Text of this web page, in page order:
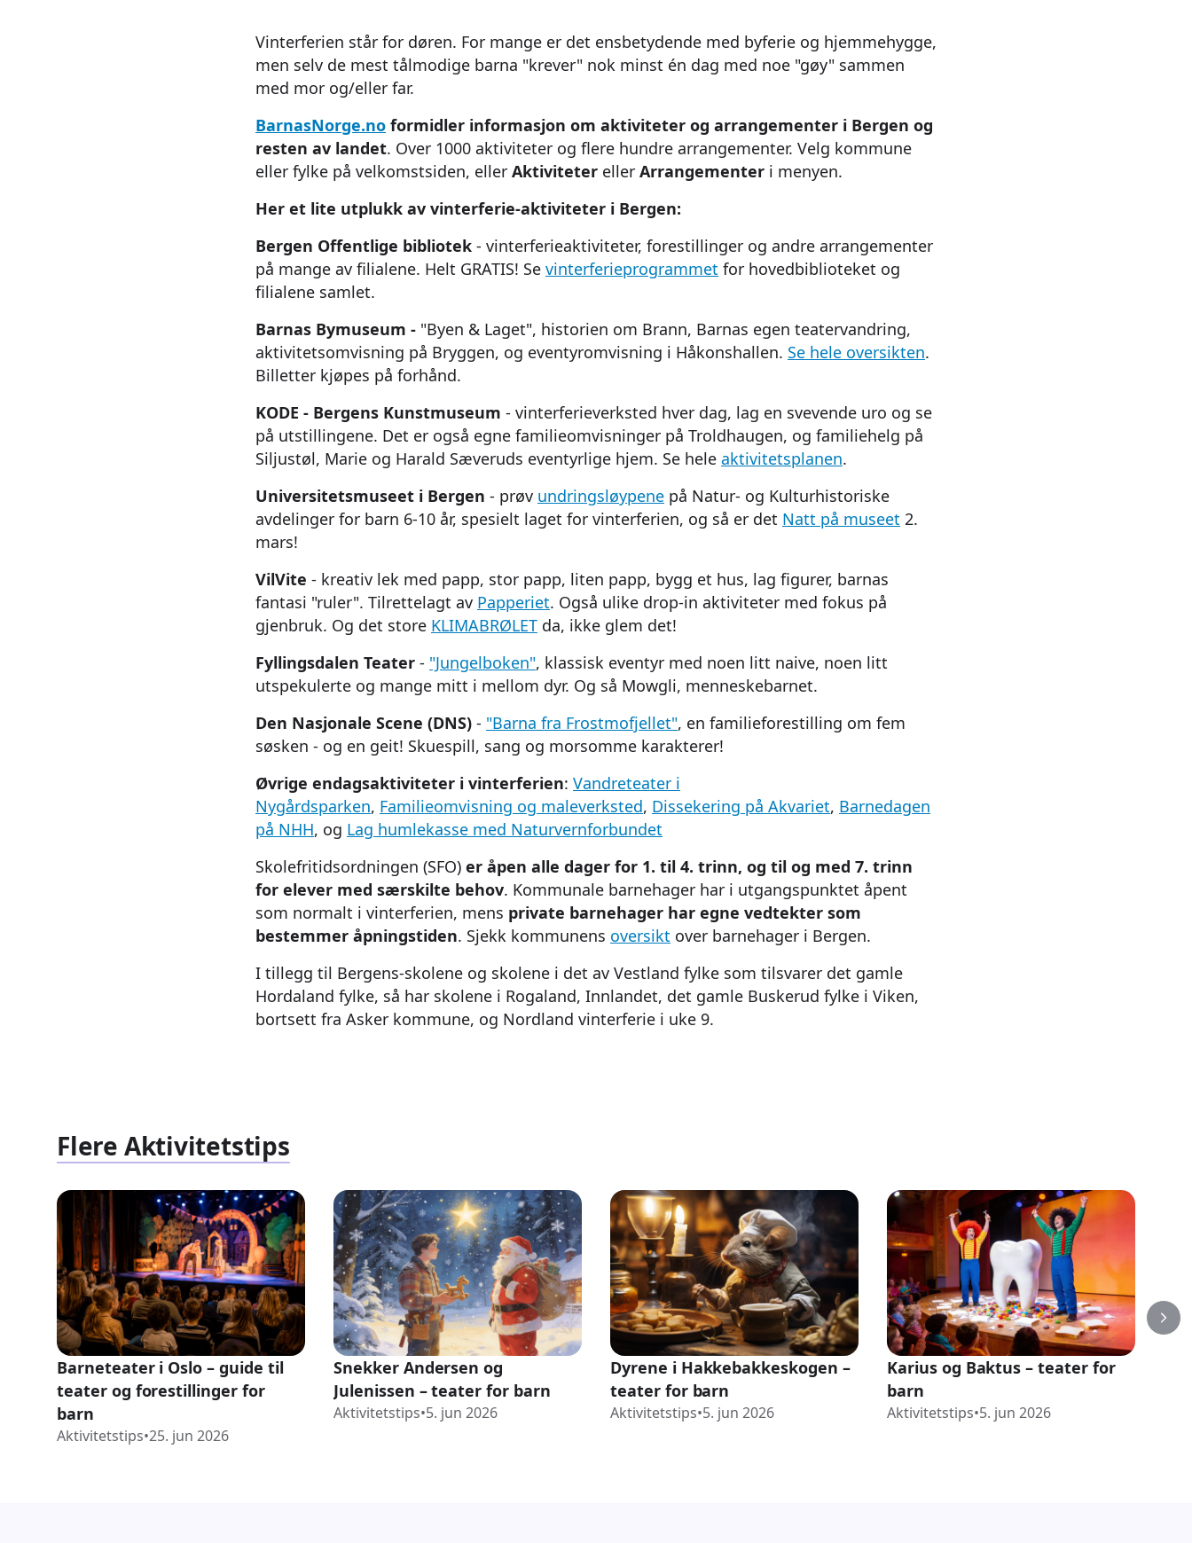
Vinterferien står for døren. For mange er det ensbetydende med byferie og hjemmehygge,
men selv de mest tålmodige barna "krever" nok minst én dag med noe "gøy" sammen
med mor og/eller far.
BarnasNorge.no formidler informasjon om aktiviteter og arrangementer i Bergen og
resten av landet. Over 1000 aktiviteter og flere hundre arrangementer. Velg kommune
eller fylke på velkomstsiden, eller Aktiviteter eller Arrangementer i menyen.
Her et lite utplukk av vinterferie-aktiviteter i Bergen:
Bergen Offentlige bibliotek - vinterferieaktiviteter, forestillinger og andre arrangementer
på mange av filialene. Helt GRATIS! Se vinterferieprogrammet for hovedbiblioteket og
filialene samlet.
Barnas Bymuseum - "Byen & Laget", historien om Brann, Barnas egen teatervandring,
aktivitetsomvisning på Bryggen, og eventyromvisning i Håkonshallen. Se hele oversikten.
Billetter kjøpes på forhånd.
KODE - Bergens Kunstmuseum - vinterferieverksted hver dag, lag en svevende uro og se
på utstillingene. Det er også egne familieomvisninger på Troldhaugen, og familiehelg på
Siljustøl, Marie og Harald Sæveruds eventyrlige hjem. Se hele aktivitetsplanen.
Universitetsmuseet i Bergen - prøv undringsløypene på Natur- og Kulturhistoriske
avdelinger for barn 6-10 år, spesielt laget for vinterferien, og så er det Natt på museet 2.
mars!
VilVite - kreativ lek med papp, stor papp, liten papp, bygg et hus, lag figurer, barnas
fantasi "ruler". Tilrettelagt av Papperiet. Også ulike drop-in aktiviteter med fokus på
gjenbruk. Og det store KLIMABRØLET da, ikke glem det!
Fyllingsdalen Teater - "Jungelboken", klassisk eventyr med noen litt naive, noen litt
utspekulerte og mange mitt i mellom dyr. Og så Mowgli, menneskebarnet.
Den Nasjonale Scene (DNS) - "Barna fra Frostmofjellet", en familieforestilling om fem
søsken - og en geit! Skuespill, sang og morsomme karakterer!
Øvrige endagsaktiviteter i vinterferien: Vandreteater i
Nygårdsparken, Familieomvisning og maleverksted, Dissekering på Akvariet, Barnedagen
på NHH, og Lag humlekasse med Naturvernforbundet
Skolefritidsordningen (SFO) er åpen alle dager for 1. til 4. trinn, og til og med 7. trinn
for elever med særskilte behov. Kommunale barnehager har i utgangspunktet åpent
som normalt i vinterferien, mens private barnehager har egne vedtekter som
bestemmer åpningstiden. Sjekk kommunens oversikt over barnehager i Bergen.
I tillegg til Bergens-skolene og skolene i det av Vestland fylke som tilsvarer det gamle
Hordaland fylke, så har skolene i Rogaland, Innlandet, det gamle Buskerud fylke i Viken,
bortsett fra Asker kommune, og Nordland vinterferie i uke 9.
Flere Aktivitetstips
Barneteater i Oslo – guide til
teater og forestillinger for
barn
Aktivitetstips•25. jun 2026
Snekker Andersen og
Julenissen – teater for barn
Aktivitetstips•5. jun 2026
Dyrene i Hakkebakkeskogen –
teater for barn
Aktivitetstips•5. jun 2026
Karius og Baktus – teater for
barn
Aktivitetstips•5. jun 2026